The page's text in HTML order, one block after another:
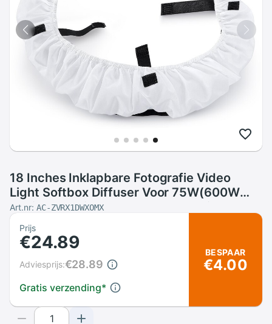
18 Inches Inklapbare Fotografie Video
Light Softbox Diffuser Voor 75W(600W
Equivalent) ring Fluorescerende Licht
Flitslicht
Art.nr: AC-ZVRX1DWXOMX
Prijs
€24.89
Gratis verzending*
Adviesprijs:€28.89
BESPAAR
€4.00